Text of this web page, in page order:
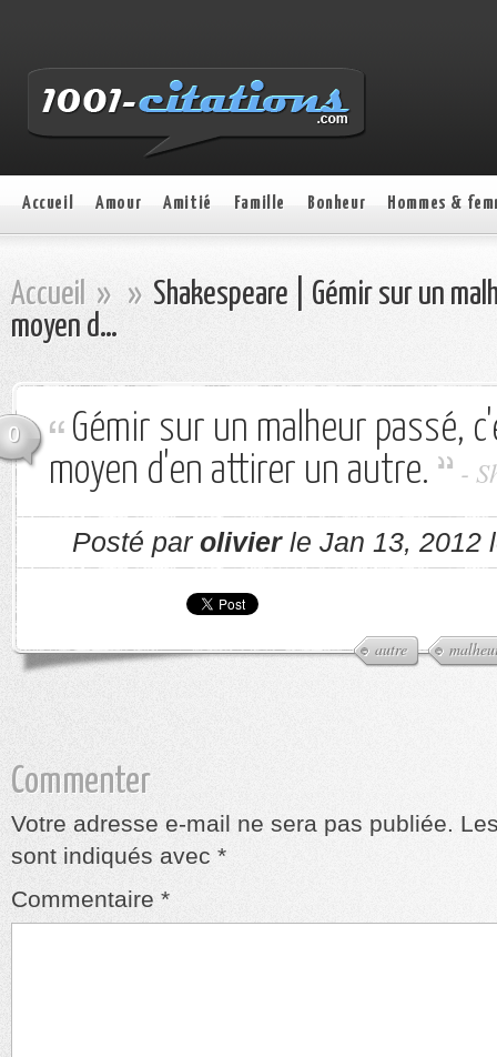
Accueil Amour Amitié Famille Bonheur Hommes &
Accueil » » Shakespeare | Gémir sur un
moyen d…
0
Gémir sur un malheur passé,
moyen d'en attirer un autre.
-
Posté par olivierle Jan 13, 2012
autre
Commenter
Votre adresse e-mail ne sera pas publiée.
sont indiqués avec *
Commentaire *